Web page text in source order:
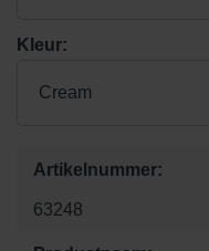
Kleur:
Cream
Artikelnummer:
63248